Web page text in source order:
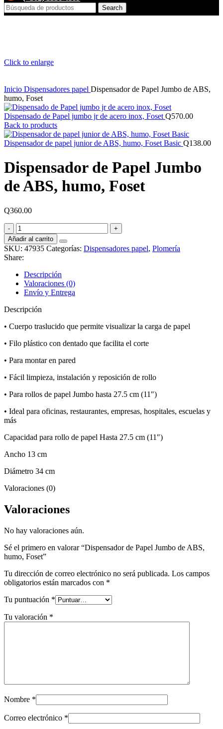
Search
Click to enlarge
Inicio Dispensadores papel Dispensador de Papel Jumbo de ABS,
humo, Foset
Dispensado de Papel jumbo jr de acero inox, Foset Q570.00
Back to products
Dispensador de papel junior de ABS, humo, Foset Basic Q138.00
Dispensador de Papel Jumbo
de ABS, humo, Foset
Q360.00
Dispensador
de
Papel
Jumbo
de
ABS,
humo,
Foset
cantidad
Añadir al carrito
SKU: 47935 Categorías: Dispensadores papel, Plomería
Share:
Descripción
Valoraciones (0)
Envío y Entrega
Descripción
• Cuerpo traslucido que permite visualizar la carga de papel
• Filo plástico con dentado que facilita el corte
• Para montar en pared
• Fácil limpieza, instalación y reposición de rollo
• Para rollos de papel Jumbo hasta 27.5 cm (11″)
• Ideal para oficinas, restaurantes, empresas, hospitales, escuelas y
más
Capacidad para rollo de papel Hasta 27.5 cm (11″)
Ancho 13 cm
Diámetro 34 cm
Valoraciones (0)
Valoraciones
No hay valoraciones aún.
Sé el primero en valorar “Dispensador de Papel Jumbo de ABS,
humo, Foset”
Tu dirección de correo electrónico no será publicada. Los campos
obligatorios están marcados con *
Tu puntuación *
Tu valoración *
Nombre *
Correo electrónico *